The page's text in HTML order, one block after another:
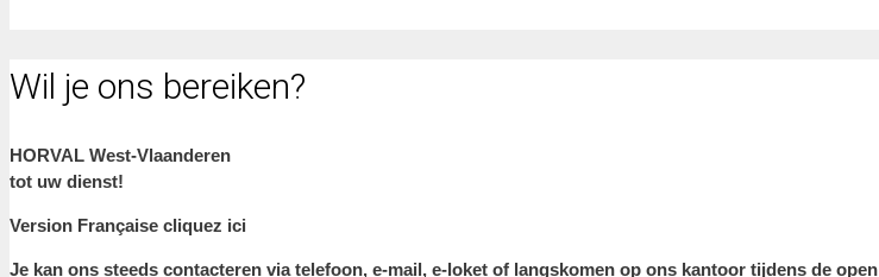
Wil je ons bereiken?
HORVAL West-Vlaanderen
tot uw dienst!
Version Française cliquez ici
Je kan ons steeds contacteren via telefoon, e-mail, e-loket of langskomen op ons kantoor tijdens de